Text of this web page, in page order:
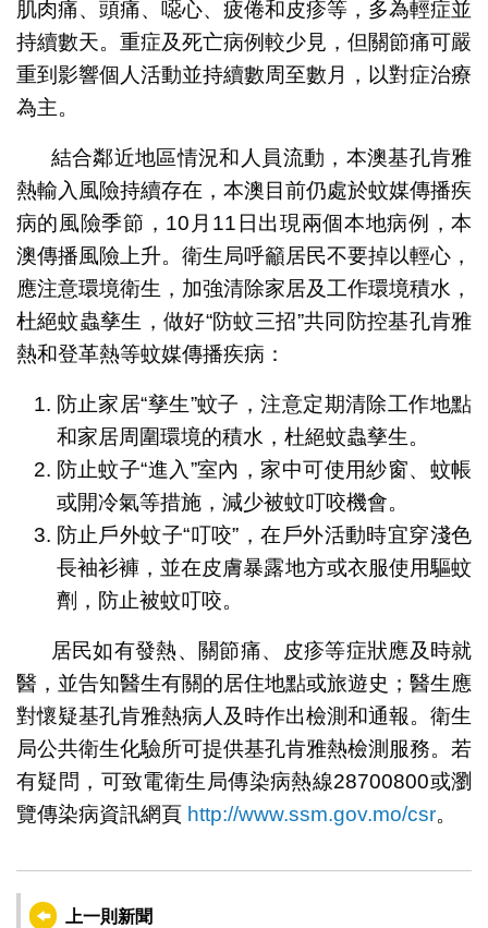
肌肉痛、頭痛、噁心、疲倦和皮疹等，多為輕症並
持續數天。重症及死亡病例較少見，但關節痛可嚴
重到影響個人活動並持續數周至數月，以對症治療
為主。
結合鄰近地區情況和人員流動，本澳基孔肯雅
熱輸入風險持續存在，本澳目前仍處於蚊媒傳播疾
病的風險季節，10月11日出現兩個本地病例，本
澳傳播風險上升。衛生局呼籲居民不要掉以輕心，
應注意環境衛生，加強清除家居及工作環境積水，
杜絕蚊蟲孳生，做好“防蚊三招”共同防控基孔肯雅
熱和登革熱等蚊媒傳播疾病：
防止家居“孳生”蚊子，注意定期清除工作地點
和家居周圍環境的積水，杜絕蚊蟲孳生。
防止蚊子“進入”室內，家中可使用紗窗、蚊帳
或開冷氣等措施，減少被蚊叮咬機會。
防止戶外蚊子“叮咬”，在戶外活動時宜穿淺色
長袖衫褲，並在皮膚暴露地方或衣服使用驅蚊
劑，防止被蚊叮咬。
居民如有發熱、關節痛、皮疹等症狀應及時就
醫，並告知醫生有關的居住地點或旅遊史；醫生應
對懷疑基孔肯雅熱病人及時作出檢測和通報。衛生
局公共衛生化驗所可提供基孔肯雅熱檢測服務。若
有疑問，可致電衛生局傳染病熱線28700800或瀏
覽傳染病資訊網頁 http://www.ssm.gov.mo/csr。
上一則新聞